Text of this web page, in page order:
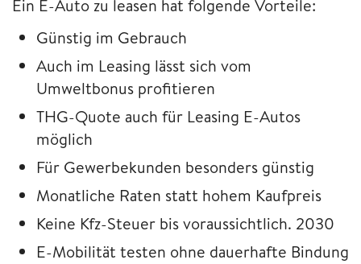
Ein E-Auto zu leasen hat folgende Vorteile:
Günstig im Gebrauch
Auch im Leasing lässt sich vom
Umweltbonus profitieren
THG-Quote auch für Leasing E-Autos
möglich
Für Gewerbekunden besonders günstig
Monatliche Raten statt hohem Kaufpreis
Keine Kfz-Steuer bis voraussichtlich. 2030
E-Mobilität testen ohne dauerhafte Bindung